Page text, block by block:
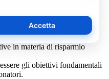
causa di cattivi odori),
virus della Legionella.
di assistenza condizionatori
di un nuovo
in materia di risparmio
gli obiettivi fondamentali